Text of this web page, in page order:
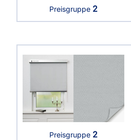
Preisgruppe 2
Preisgruppe 2